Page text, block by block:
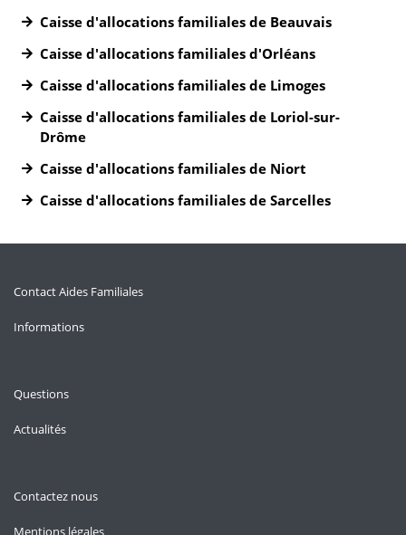
Caisse d'allocations familiales de Beauvais
Caisse d'allocations familiales d'Orléans
Caisse d'allocations familiales de Limoges
Caisse d'allocations familiales de Loriol-sur-
Drôme
Caisse d'allocations familiales de Niort
Caisse d'allocations familiales de Sarcelles
Contact Aides Familiales
Informations
Questions
Actualités
Contactez nous
Mentions légales